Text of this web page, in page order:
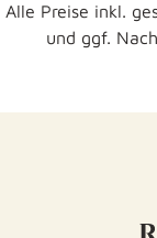
Alle Preise inkl.
und ggf.